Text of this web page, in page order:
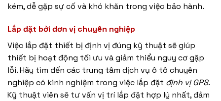
kém, dễ gặp sự cố và khó khăn trong việc bảo hành.
Lắp đặt bởi đơn vị chuyên nghiệp
Việc lắp đặt thiết bị định vị đúng kỹ thuật sẽ giúp
thiết bị hoạt động tối ưu và giảm thiểu nguy cơ gặp
lỗi. Hãy tìm đến các trung tâm dịch vụ ô tô chuyên
nghiệp có kinh nghiệm trong việc lắp đặt định vị GPS.
Kỹ thuật viên sẽ tư vấn vị trí lắp đặt hợp lý nhất, đảm